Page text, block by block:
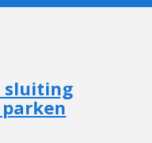
sluiting